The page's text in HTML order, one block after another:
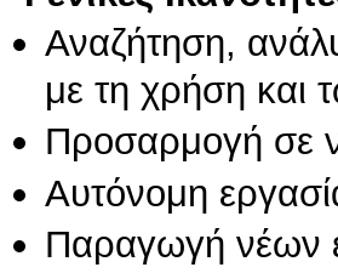
Αναζήτηση,
με τη χρήση και
Προσαρμογή σε
Αυτόνομη
Παραγωγή νέων